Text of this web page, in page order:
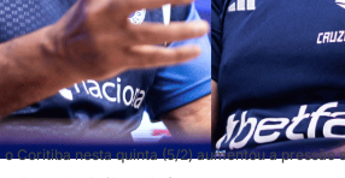
Coritiba nesta quinta (5/2) aumentou a